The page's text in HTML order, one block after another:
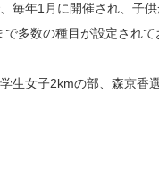
毎年1月に開催され、子
多数の種目が設定され
生女子2kmの部、森京香